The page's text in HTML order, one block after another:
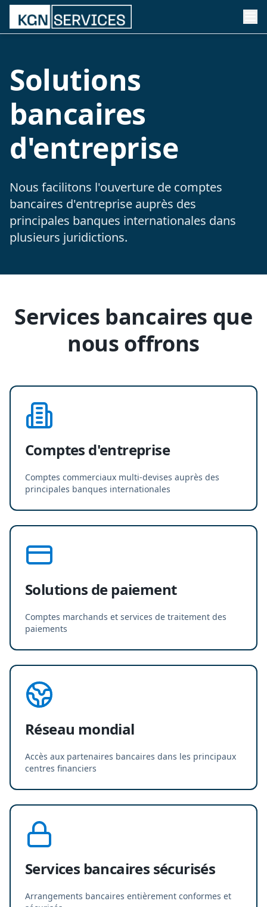
Solutions
bancaires
d'entreprise
Nous facilitons l'ouverture de comptes
bancaires d'entreprise auprès des
principales banques internationales dans
plusieurs juridictions.
Services bancaires que
nous offrons
Comptes d'entreprise
Comptes commerciaux multi-devises auprès des
principales banques internationales
Solutions de paiement
Comptes marchands et services de traitement des
paiements
Réseau mondial
Accès aux partenaires bancaires dans les principaux
centres financiers
Services bancaires sécurisés
Arrangements bancaires entièrement conformes et